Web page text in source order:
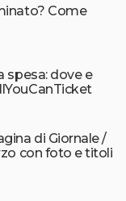
Come
spesa: dove e
di Giornale /
con foto e titoli